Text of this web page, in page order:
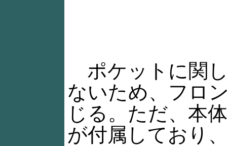
ポケットに関
ないため、フロ
じる。ただ、本
が付属しており